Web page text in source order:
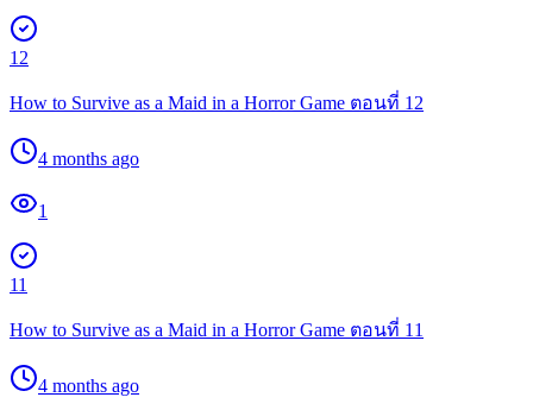
12
How to Survive as a Maid in a Horror Game ตอนที่ 12
4 months ago
1
11
How to Survive as a Maid in a Horror Game ตอนที่ 11
4 months ago